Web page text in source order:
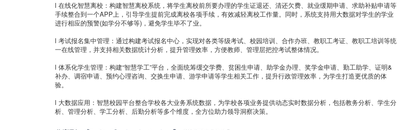
l 在线化智慧离校：构建智慧离校系统，将学生离校前所要办理的学生证退还、清还欠费、就业缓期申请、求助补贴申请等
手续整合到一个APP上，引导学生提前完成离校各项手续，有效减轻离校工作量。同时，系统支持用大数据对学生的学业
进行相应的预警(如学分不够等)，避免学生毕不了业。
l 考试报名集中管理：通过构建考试报名中心，实现对各类等级考试、校园培训、合作办班、教职工考证、教职工培训等统
一在线管理，并支持相关数据统计分析，提升管理效率，方便教师、管理层把控考试整体情况。
l 体系化学生管理：构建“智慧学工”平台，全面统筹缓交学费、贫困生申请、助学金办理、奖学金申请、勤工助学、证明&
补办、调宿申请、预约心理咨询、交换生申请、游学申请等学生相关工作，提升行政管理效率，为学生打造更优质的体
验。
l 大数据应用：智慧校园平台整合学校各大业务系统数据，为学校各项业务提供动态实时数据分析，包括教务分析、学生分
析、管理分析、学工分析、后勤分析等多个维度，全方位助力领导洞察决策。